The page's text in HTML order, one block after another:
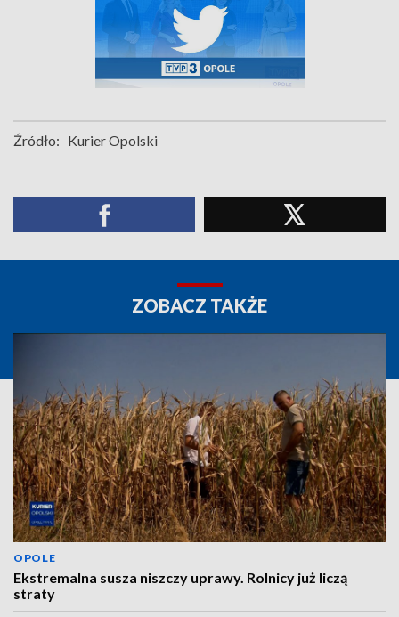
Źródło: Kurier Opolski
ZOBACZ TAKŻE
OPOLE
Ekstremalna susza niszczy uprawy. Rolnicy już liczą
straty